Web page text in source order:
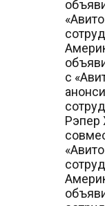
с
Рэпер